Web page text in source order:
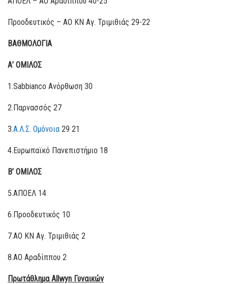
Προοδευτικός – ΑΟ ΚΝ Αγ. Τριμιθιάς 29-22
ΒΑΘΜΟΛΟΓΙΑ
Α’ ΟΜΙΛΟΣ
1.Sabbianco Ανόρθωση 30
2.Παρνασσός 27
3.Α.Λ.Σ. Ομόνοια 29 21
4.Ευρωπαϊκό Πανεπιστήμιο 18
Β’ ΟΜΙΛΟΣ
5.ΑΠΟΕΛ 14
6.Προοδευτικός 10
7.ΑΟ ΚΝ Αγ. Τριμιθιάς 2
8.ΑΟ Αραδίππου 2
ΠρωτάθλημαAllwyn Γυναικών